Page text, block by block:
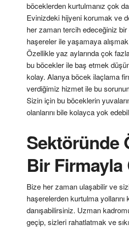
böceklerden kurtulmanız çok
Evinizdeki hijyeni korumak ve
her zaman tercih edeceğiniz
haşereler ile yaşamaya
Özellikle yaz aylarında çok
bu böcekler ile baş etmek
kolay. Alanya böcek ilaçlama
verdiğimiz hizmet ile bu
Sizin için bu böceklerin
olanlarını bile kolayca yok
Sektöründe
Bir Firmayla
Bize her zaman ulaşabilir ve
haşerelerden kurtulma
danışabilirsiniz. Uzman
geçip, sizleri rahatlatmak ve